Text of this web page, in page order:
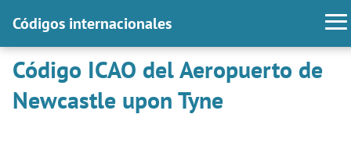
Códigos internacionales
Código ICAO del Aeropuerto de
Newcastle upon Tyne